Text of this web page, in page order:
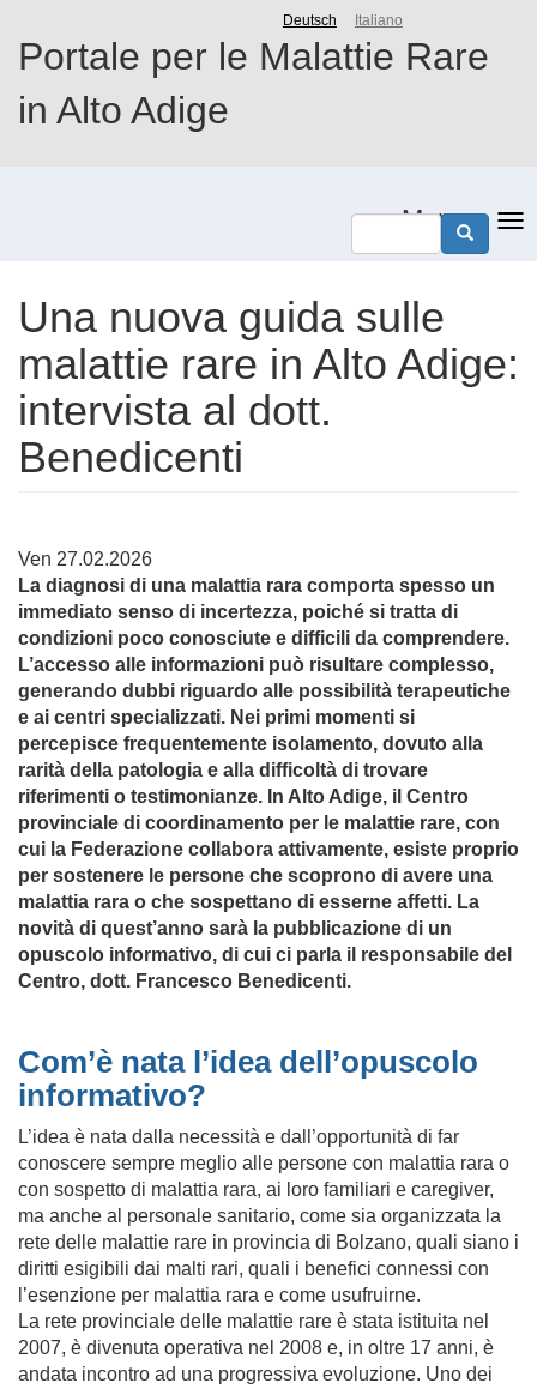
contenuto
principale
Deutsch Italiano
Portale per le Malattie Rare
in Alto Adige
Menu
Una nuova guida sulle
malattie rare in Alto Adige:
intervista al dott.
Benedicenti
Ven 27.02.2026
La diagnosi di una malattia rara comporta spesso un
immediato senso di incertezza, poiché si tratta di
condizioni poco conosciute e difficili da comprendere.
L’accesso alle informazioni può risultare complesso,
generando dubbi riguardo alle possibilità terapeutiche
e ai centri specializzati. Nei primi momenti si
percepisce frequentemente isolamento, dovuto alla
rarità della patologia e alla difficoltà di trovare
riferimenti o testimonianze. In Alto Adige, il Centro
provinciale di coordinamento per le malattie rare, con
cui la Federazione collabora attivamente, esiste proprio
per sostenere le persone che scoprono di avere una
malattia rara o che sospettano di esserne affetti. La
novità di quest’anno sarà la pubblicazione di un
opuscolo informativo, di cui ci parla il responsabile del
Centro, dott. Francesco Benedicenti.
Com’è nata l’idea dell’opuscolo
informativo?
L’idea è nata dalla necessità e dall’opportunità di far
conoscere sempre meglio alle persone con malattia rara o
con sospetto di malattia rara, ai loro familiari e caregiver,
ma anche al personale sanitario, come sia organizzata la
rete delle malattie rare in provincia di Bolzano, quali siano i
diritti esigibili dai malti rari, quali i benefici connessi con
l’esenzione per malattia rara e come usufruirne.
La rete provinciale delle malattie rare è stata istituita nel
2007, è divenuta operativa nel 2008 e, in oltre 17 anni, è
andata incontro ad una progressiva evoluzione. Uno dei